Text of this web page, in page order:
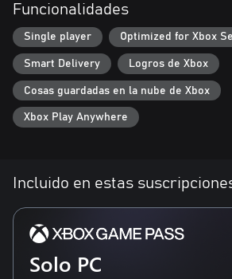
• Vive y supera grandes desafíos de
habilidades de Philemon
• Descubre varios entornos en los que se
maquinaria
• Toca el violín para activar elementos dentro
al reino
• Reúne a prodigios de la música e interpreta
impresionantes para devolver la música, la
Funcionalidades
Single player Optimized for Xbox
Smart Delivery Logros de Xbox
Cosas guardadas en la nube de Xbox
Xbox Play Anywhere
Incluido en estas
Solo PC